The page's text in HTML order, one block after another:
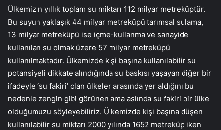
Ülkemizin yıllık toplam su miktarı 112 milyar metreküptür.
Bu suyun yaklaşık 44 milyar metreküpü tarımsal sulama,
13 milyar metreküpü ise içme-kullanma ve sanayide
kullanılan su olmak üzere 57 milyar metreküpü
kullanılmaktadır. Ülkemizde kişi başına kullanılabilir su
potansiyeli dikkate alındığında su baskısı yaşayan diğer bir
ifadeyle ‘su fakiri’ olan ülkeler arasında yer aldığını bu
nedenle zengin gibi görünen ama aslında su fakiri bir ülke
olduğumuzu söyleyebiliriz. Ülkemizde kişi başına düşen
kullanılabilir su miktarı 2000 yılında 1652 metreküp iken